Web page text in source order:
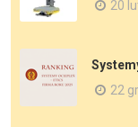
20
22